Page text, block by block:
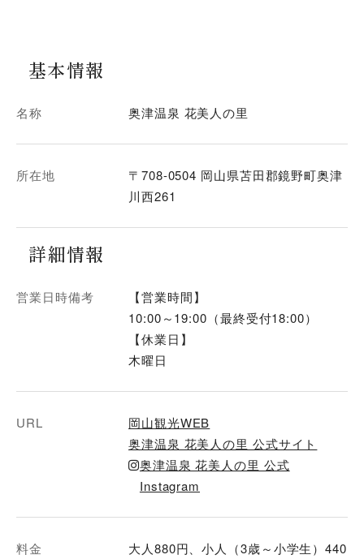
基本情報
名称 奥津温泉 花美人の里
所在地
〒708-0504 岡山県苫田郡鏡野町奥津
川西261
詳細情報
営業日時備考
【営業時間】
10:00～19:00（最終受付18:00）
【休業日】
木曜日
URL
岡山観光WEB
奥津温泉 花美人の里 公式サイト
奥津温泉 花美人の里 公式
Instagram
料金
大人880円、小人（3歳～小学生）440